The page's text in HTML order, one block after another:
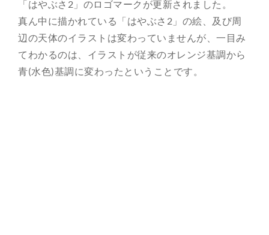
総合案内
月を知ろう
「はやぶさ2」のロゴマークが更新されました。
真ん中に描かれている「はやぶさ2」の絵、及び周
辺の天体のイラストは変わっていませんが、一目み
てわかるのは、イラストが従来のオレンジ基調から
青(水色)基調に変わったということです。